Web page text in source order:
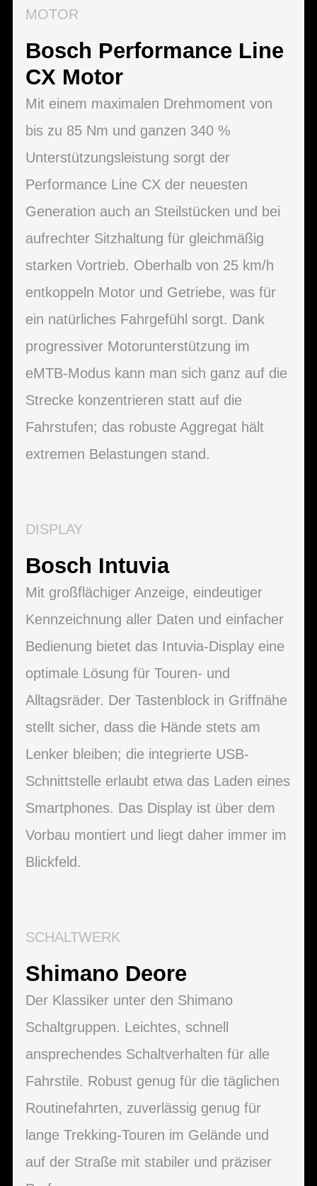
MOTOR
Bosch Performance Line
CX Motor
Mit einem maximalen Drehmoment von
bis zu 85 Nm und ganzen 340 %
Unterstützungsleistung sorgt der
Performance Line CX der neuesten
Generation auch an Steilstücken und bei
aufrechter Sitzhaltung für gleichmäßig
starken Vortrieb. Oberhalb von 25 km/h
entkoppeln Motor und Getriebe, was für
ein natürliches Fahrgefühl sorgt. Dank
progressiver Motorunterstützung im
eMTB-Modus kann man sich ganz auf die
Strecke konzentrieren statt auf die
Fahrstufen; das robuste Aggregat hält
extremen Belastungen stand.
DISPLAY
Bosch Intuvia
Mit großflächiger Anzeige, eindeutiger
Kennzeichnung aller Daten und einfacher
Bedienung bietet das Intuvia-Display eine
optimale Lösung für Touren- und
Alltagsräder. Der Tastenblock in Griffnähe
stellt sicher, dass die Hände stets am
Lenker bleiben; die integrierte USB-
Schnittstelle erlaubt etwa das Laden eines
Smartphones. Das Display ist über dem
Vorbau montiert und liegt daher immer im
Blickfeld.
SCHALTWERK
Shimano Deore
Der Klassiker unter den Shimano
Schaltgruppen. Leichtes, schnell
ansprechendes Schaltverhalten für alle
Fahrstile. Robust genug für die täglichen
Routinefahrten, zuverlässig genug für
lange Trekking-Touren im Gelände und
auf der Straße mit stabiler und präziser